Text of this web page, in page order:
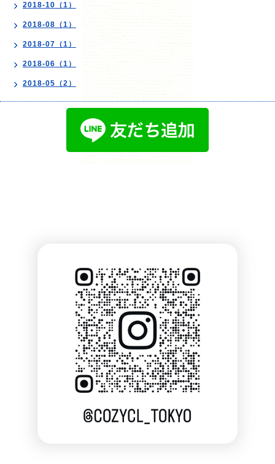
2018-10（1）
2018-08（1）
2018-07（1）
2018-06（1）
2018-05（2）